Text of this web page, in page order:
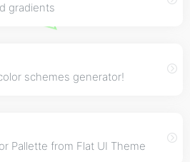
gradients
schemes generator!
Pallette from Flat UI Theme